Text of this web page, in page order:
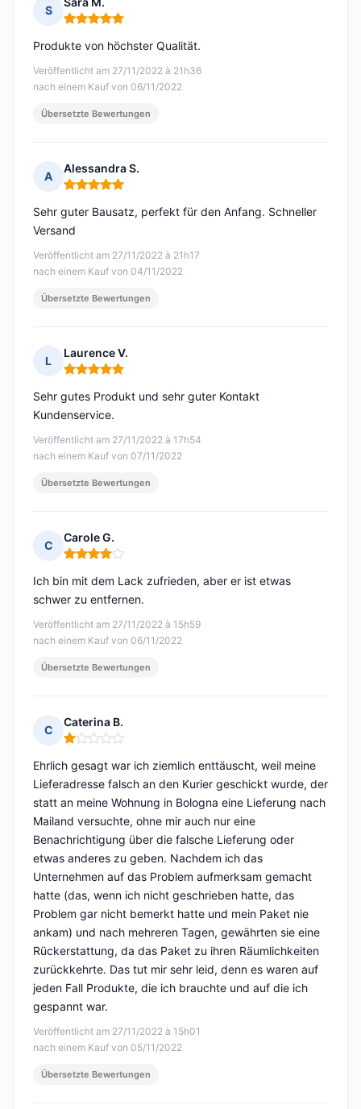
S
Hinweis: 5 von 5
Veröffentlicht am 27/11/2022 à 21h36
nach einem Kauf von 06/11/2022
Produkte von höchster Qualität.
Übersetzte Bewertungen
A
Alessandra S.
Hinweis: 5 von 5
Veröffentlicht am 27/11/2022 à 21h17
nach einem Kauf von 04/11/2022
Sehr guter Bausatz, perfekt für den Anfang. Schneller
Versand
Übersetzte Bewertungen
L
Laurence V.
Hinweis: 5 von 5
Veröffentlicht am 27/11/2022 à 17h54
nach einem Kauf von 07/11/2022
Sehr gutes Produkt und sehr guter Kontakt
Kundenservice.
Übersetzte Bewertungen
C
Carole G.
Hinweis: 4 von 5
Veröffentlicht am 27/11/2022 à 15h59
nach einem Kauf von 06/11/2022
Ich bin mit dem Lack zufrieden, aber er ist etwas
schwer zu entfernen.
Übersetzte Bewertungen
C
Caterina B.
Hinweis: 1 von 5
Veröffentlicht am 27/11/2022 à 15h01
nach einem Kauf von 05/11/2022
Ehrlich gesagt war ich ziemlich enttäuscht, weil meine
Lieferadresse falsch an den Kurier geschickt wurde, der
statt an meine Wohnung in Bologna eine Lieferung nach
Mailand versuchte, ohne mir auch nur eine
Benachrichtigung über die falsche Lieferung oder
etwas anderes zu geben. Nachdem ich das
Unternehmen auf das Problem aufmerksam gemacht
hatte (das, wenn ich nicht geschrieben hatte, das
Problem gar nicht bemerkt hatte und mein Paket nie
ankam) und nach mehreren Tagen, gewährten sie eine
Rückerstattung, da das Paket zu ihren Räumlichkeiten
zurückkehrte. Das tut mir sehr leid, denn es waren auf
jeden Fall Produkte, die ich brauchte und auf die ich
gespannt war.
Übersetzte Bewertungen